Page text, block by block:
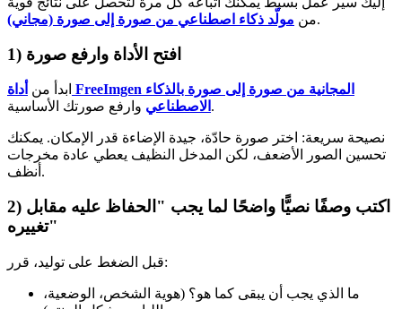
من مولّد ذكاء اصطناعي من صورة إلى صورة (مجاني) .
1) افتح الأداة وارفع صورة
ابدأ من أداة FreeImgen المجانية من صورة إلى صورة بالذكاء
الاصطناعي وارفع صورتك الأساسية.
نصيحة سريعة: اختر صورة حادّة، جيدة الإضاءة قدر الإمكان. يمكنك
تحسين الصور الأضعف، لكن المدخل النظيف يعطي عادة مخرجات
أنظف.
2) اكتب وصفًا نصيًّا واضحًا لما يجب "الحفاظ عليه مقابل
تغييره"
قبل الضغط على توليد، قرر:
ما الذي يجب أن يبقى كما هو؟ (هوية الشخص، الوضعية،